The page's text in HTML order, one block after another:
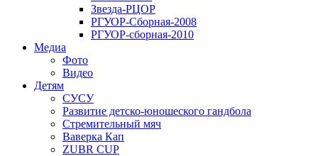
Звезда-РЦОР
РГУОР-Сборная-2008
РГУОР-сборная-2010
Медиа
Фото
Видео
Детям
СУСУ
Развитие детско-юношеского гандбола
Стремительный мяч
Ваверка Кап
ZUBR CUP